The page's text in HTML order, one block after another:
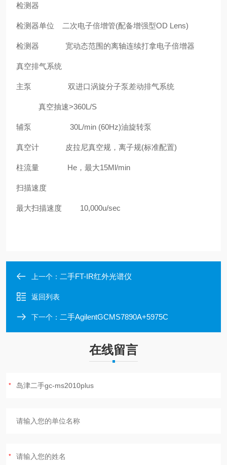
检测器
检测器单位 二次电子倍增管(配备增强型OD Lens)
检测器 宽动态范围的离轴连续打拿电子倍增器
真空排气系统
主泵 双进口涡旋分子泵差动排气系统
真空抽速>360L/S
辅泵 30L/min (60Hz)油旋转泵
真空计 皮拉尼真空规，离子规(标准配置)
柱流量 He，最大15Ml/min
扫描速度
最大扫描速度 10,000u/sec
上一个： 二手FT-IR红外光谱仪
返回列表
下一个： 二手AgilentGCMS7890A+5975C
在线留言